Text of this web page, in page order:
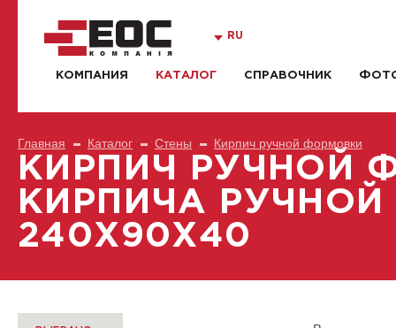
RU
КОМПАНИЯ КАТАЛОГ СПРАВОЧНИК
Главная Каталог Стены Кирпич ручной формовки
КИРПИЧ РУЧНОЙ
КИРПИЧА
240X90X40